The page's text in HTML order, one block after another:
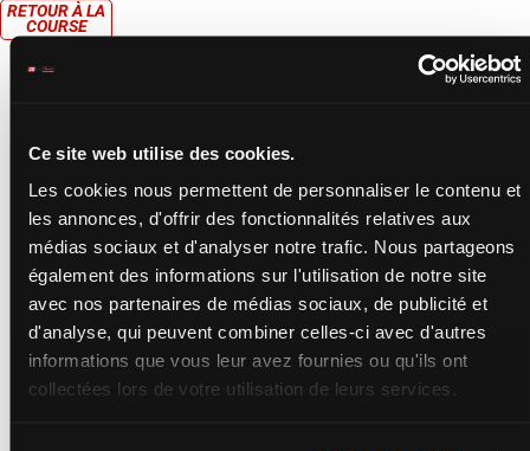
Ce site web utilise des cookies.
Les cookies nous permettent de personnaliser le contenu et
les annonces, d'offrir des fonctionnalités relatives aux
médias sociaux et d'analyser notre trafic. Nous partageons
également des informations sur l'utilisation de notre site
avec nos partenaires de médias sociaux, de publicité et
d'analyse, qui peuvent combiner celles-ci avec d'autres
informations que vous leur avez fournies ou qu'ils ont
collectées lors de votre utilisation de leurs services.
RETOUR À LA
COURSE